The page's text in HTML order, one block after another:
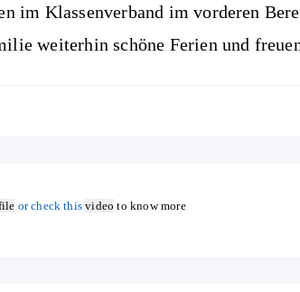
im Klassenverband im vorderen
weiterhin schöne Ferien und
or check thisvideo to know more